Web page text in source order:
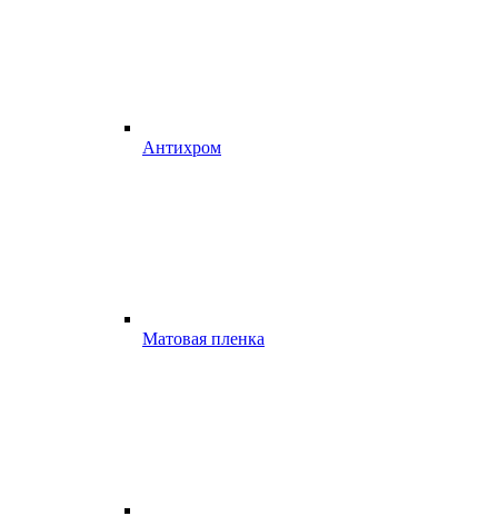
Антихром
Матовая пленка